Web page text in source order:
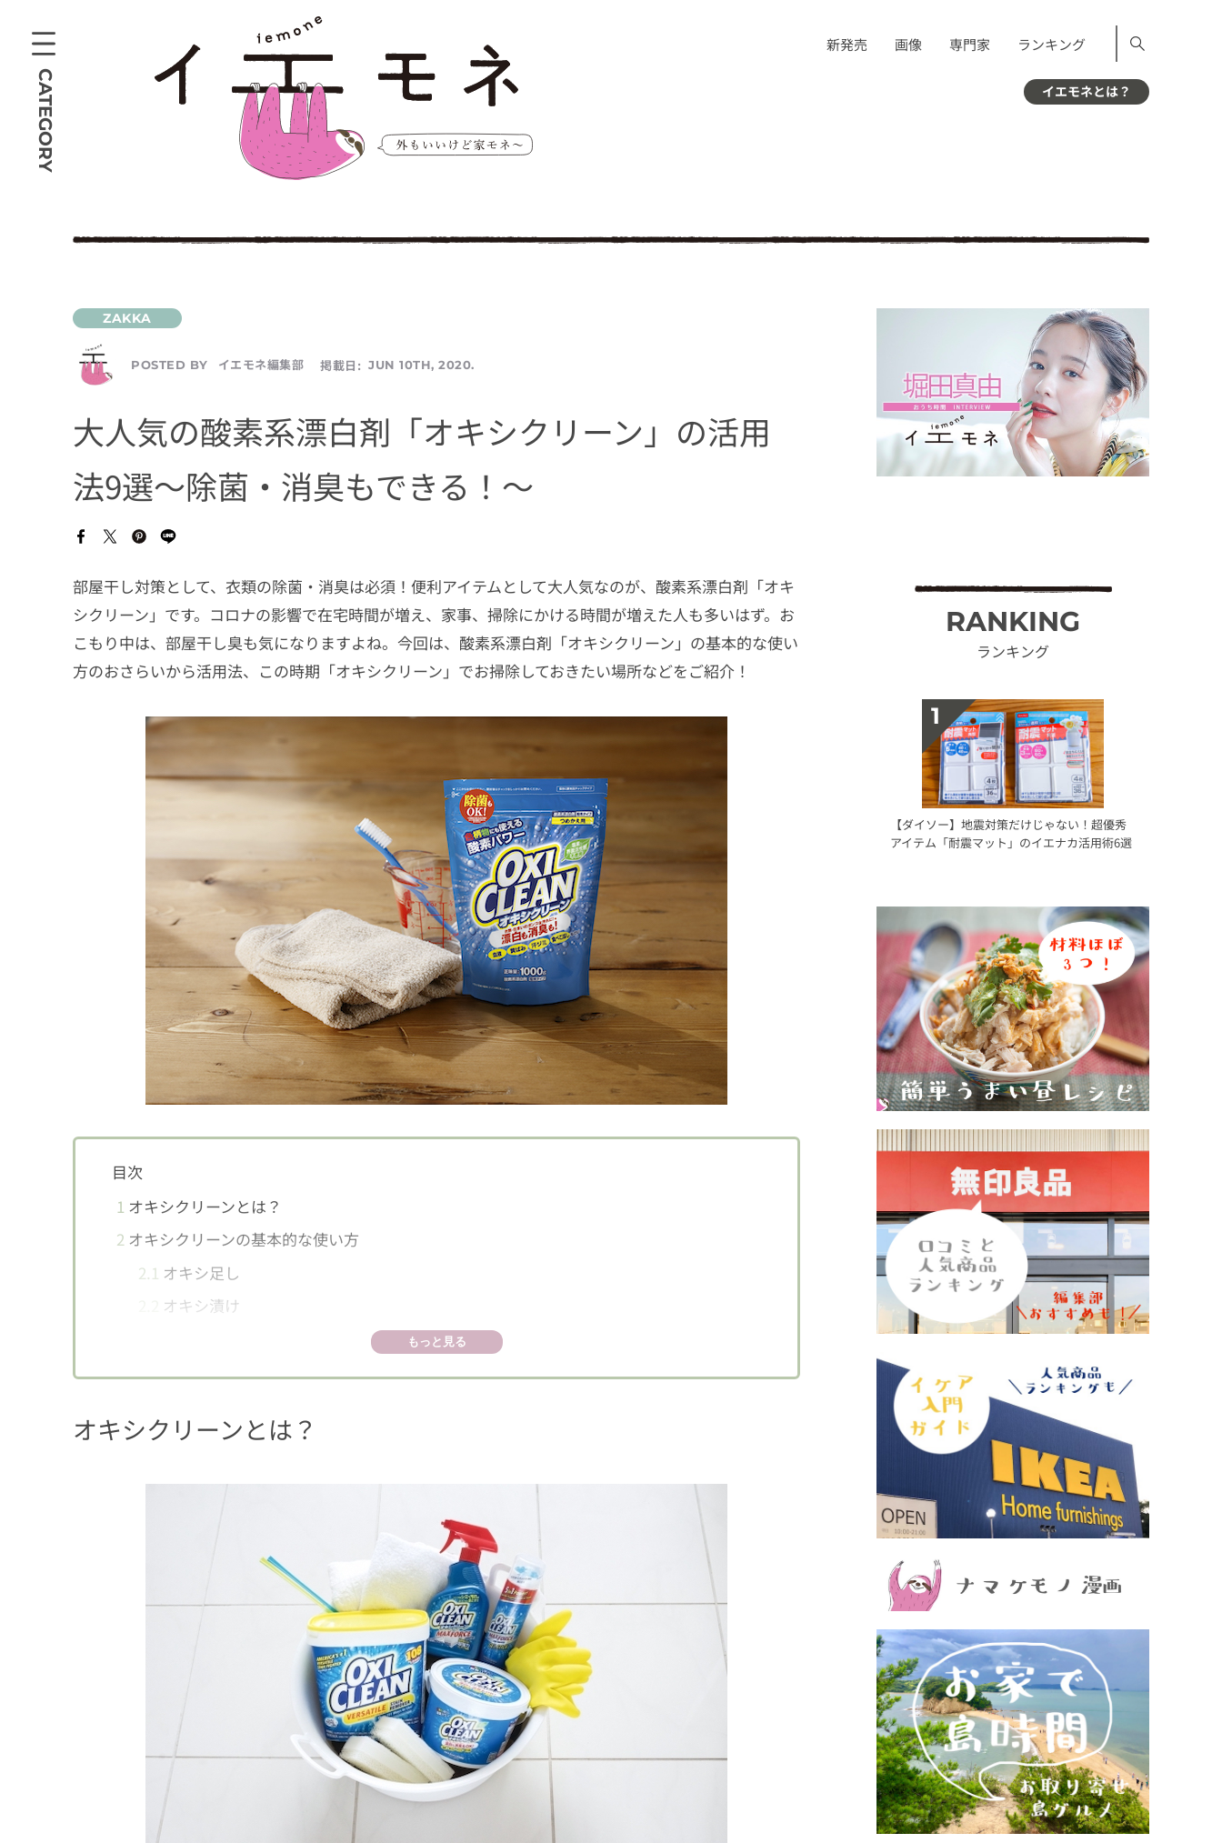
CATEGORY
新発売 画像 専門家 ランキング
イエモネとは？
POSTED BY イエモネ編集部 掲載日: JUN 10TH, 2020.
大人気の酸素系漂白剤「オキシクリーン」の活用
法9選〜除菌・消臭もできる！〜
部屋干し対策として、衣類の除菌・消臭は必須！便利アイテムとして大人気なのが、酸素系漂白剤「オキ
シクリーン」です。コロナの影響で在宅時間が増え、家事、掃除にかける時間が増えた人も多いはず。お
こもり中は、部屋干し臭も気になりますよね。今回は、酸素系漂白剤「オキシクリーン」の基本的な使い
方のおさらいから活用法、この時期「オキシクリーン」でお掃除しておきたい場所などをご紹介！
目次
1 オキシクリーンとは？
2 オキシクリーンの基本的な使い方
2.1 オキシ足し
オキシ漬け
洗濯にも掃除にも大活躍！オキシクリーンの活用法
3.1カーテンの洗濯に
3.3バスグッズのぬめり汚れ掃除に
網戸のほこり汚れ掃除に
ニオイ対策をしっかりして、快適なおうち時間を
もっと見る
オキシクリーンとは？
RANKING
ランキング
【ダイソー】地震対策だけじゃない！超優秀
アイテム「耐震マット」のイエナカ活用術6選